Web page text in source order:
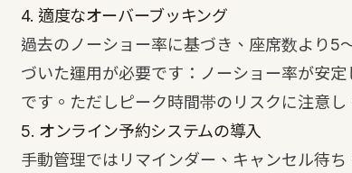
4. 適度なオーバーブッキング
過去のノーショー率に基づき、座席数より5
づいた運用が必要です：ノーショー率が安
です。ただしピーク時間帯のリスクに注意
5. オンライン予約システムの導入
手動管理ではリマインダー、キャンセル待